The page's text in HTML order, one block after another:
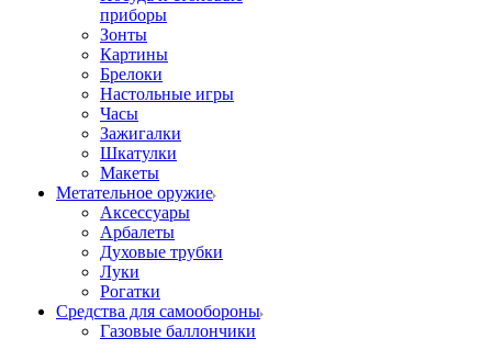
приборы
Зонты
Картины
Брелоки
Настольные игры
Часы
Зажигалки
Шкатулки
Макеты
Метательное оружие
Аксессуары
Арбалеты
Духовые трубки
Луки
Рогатки
Средства для самообороны
Газовые баллончики